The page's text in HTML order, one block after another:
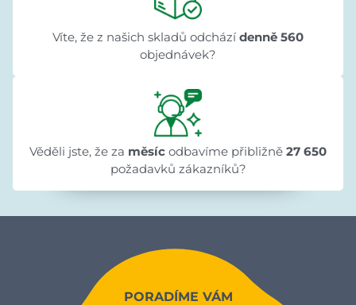
Víte, že z našich skladů odchází denně 560
objednávek?
Věděli jste, že za měsíc odbavíme přibližně 27 650
požadavků zákazníků?
PORADÍME VÁM